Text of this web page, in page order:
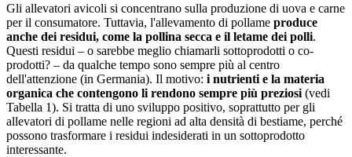
Gli allevatori avicoli si concentrano sulla produzione di uova e carne
per il consumatore. Tuttavia, l'allevamento di pollame produce
anche dei residui, come la pollina secca e il letame dei polli.
Questi residui – o sarebbe meglio chiamarli sottoprodotti o co-
prodotti? – da qualche tempo sono sempre più al centro
dell'attenzione (in Germania). Il motivo: i nutrienti e la materia
organica che contengono li rendono sempre più preziosi (vedi
Tabella 1). Si tratta di uno sviluppo positivo, soprattutto per gli
allevatori di pollame nelle regioni ad alta densità di bestiame, perché
possono trasformare i residui indesiderati in un sottoprodotto
interessante.